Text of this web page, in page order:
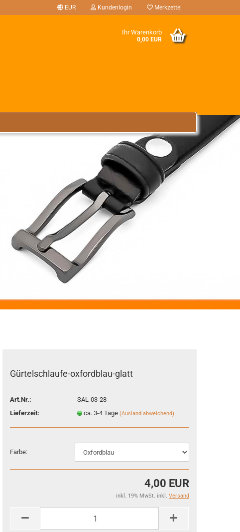
EUR Kundenlogin Merkzettel
Ihr Warenkorb
0,00 EUR
Gürtelschlaufe-oxfordblau-glatt
Art.Nr.:
SAL-03-28
Lieferzeit:
ca. 3-4 Tage (Ausland abweichend)
Farbe:
4,00 EUR
inkl. 19% MwSt. inkl. Versand